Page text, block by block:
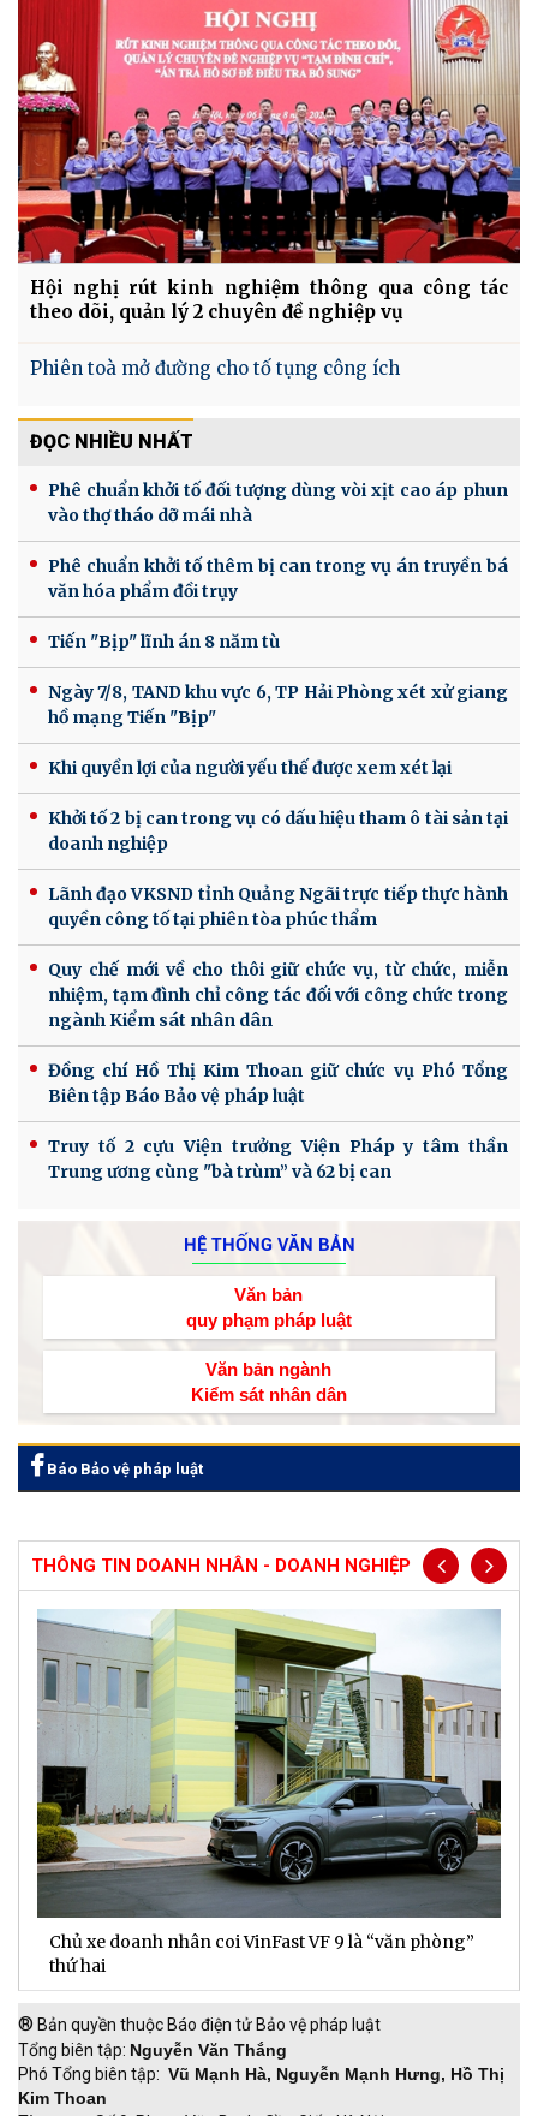
Hội nghị rút kinh nghiệm thông qua công tác
theo dõi, quản lý 2 chuyên đề nghiệp vụ
Phiên toà mở đường cho tố tụng công ích
ĐỌC NHIỀU NHẤT
Phê chuẩn khởi tố đối tượng dùng vòi xịt cao áp phun
vào thợ tháo dỡ mái nhà
Phê chuẩn khởi tố thêm bị can trong vụ án truyền bá
văn hóa phẩm đồi trụy
Tiến "Bịp" lĩnh án 8 năm tù
Ngày 7/8, TAND khu vực 6, TP Hải Phòng xét xử giang
hồ mạng Tiến "Bịp"
Khi quyền lợi của người yếu thế được xem xét lại
Khởi tố 2 bị can trong vụ có dấu hiệu tham ô tài sản tại
doanh nghiệp
Lãnh đạo VKSND tỉnh Quảng Ngãi trực tiếp thực hành
quyền công tố tại phiên tòa phúc thẩm
Quy chế mới về cho thôi giữ chức vụ, từ chức, miễn
nhiệm, tạm đình chỉ công tác đối với công chức trong
ngành Kiểm sát nhân dân
Đồng chí Hồ Thị Kim Thoan giữ chức vụ Phó Tổng
Biên tập Báo Bảo vệ pháp luật
Truy tố 2 cựu Viện trưởng Viện Pháp y tâm thần
Trung ương cùng "bà trùm” và 62 bị can
HỆ THỐNG VĂN BẢN
Văn bản
quy phạm pháp luật
Văn bản ngành
Kiểm sát nhân dân
Báo Bảo vệ pháp luật
THÔNG TIN DOANH NHÂN - DOANH NGHIỆP
Chủ xe doanh nhân coi VinFast VF 9 là “văn phòng”
thứ hai
® Bản quyền thuộc Báo điện tử Bảo vệ pháp luật
Tổng biên tập: Nguyễn Văn Thắng
Phó Tổng biên tập: Vũ Mạnh Hà, Nguyễn Mạnh Hưng, Hồ Thị
Kim Thoan